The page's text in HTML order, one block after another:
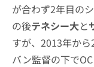
が合わず2年目の
の後テネシー大と
すが、2013年か
バン監督の下で